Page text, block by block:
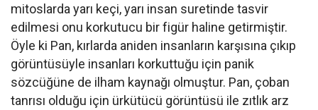
mitoslarda yarı keçi, yarı insan suretinde tasvir
edilmesi onu korkutucu bir figür haline getirmiştir.
Öyle ki Pan, kırlarda aniden insanların karşısına çıkıp
görüntüsüyle insanları korkuttuğu için panik
sözcüğüne de ilham kaynağı olmuştur. Pan, çoban
tanrısı olduğu için ürkütücü görüntüsü ile zıtlık arz